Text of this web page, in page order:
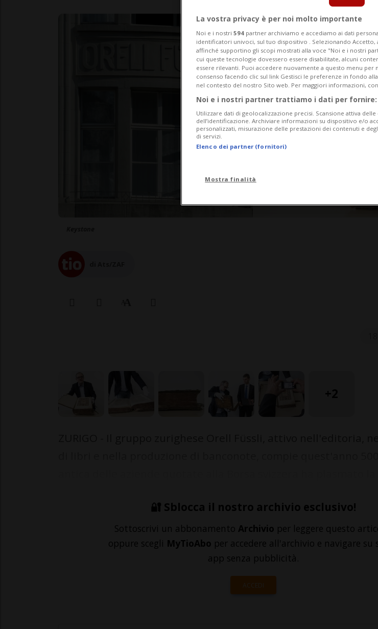
🔐 Sblocca il nostro archivio esclusivo!
Sottoscrivi un abbonamento Archivio per leggere questo
oppure scegli MyTioAbo per accedere all'archivio e navigare su
app senza pubblicità.
ACCEDI
La vostra privacy è per noi molto importante
Noi e i nostri 594 partner archiviamo e accediamo ai dati
identificatori univoci, sul tuo dispositivo . Selezionando
affinché supportino gli scopi mostrati alla voce "Noi e i nostri
cui queste tecnologie dovessero essere disabilitate, alcuni
essere rilevanti. Puoi accedere nuovamente a questo menu
consenso facendo clic sul link Gestisci le preferenze in fondo
nel contesto del nostro Sito web. Per maggiori informazioni,
Noi e i nostri partner trattiamo i dati per fornire:
Utilizzare dati di geolocalizzazione precisi. Scansione attiva
dell’identificazione. Archiviare informazioni su dispositivo e/o
personalizzati, misurazione delle prestazioni dei contenuti e
di servizi.
Elenco dei partner (fornitori)
Mostra finalità